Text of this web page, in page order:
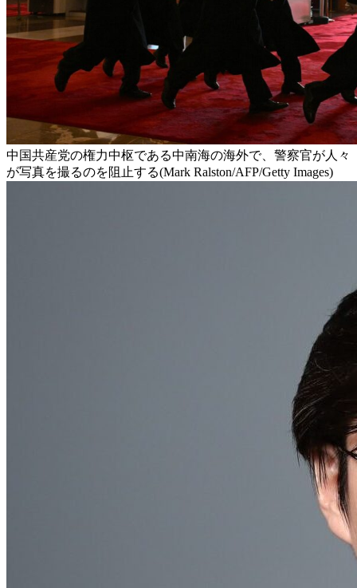
中国共産党の権力中枢である中南海の海外で、警察官が人々
が写真を撮るのを阻止する(Mark Ralston/AFP/Getty Images)